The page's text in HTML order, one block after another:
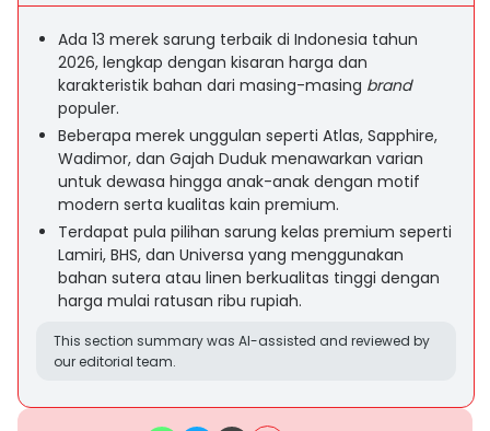
Ada 13 merek sarung terbaik di Indonesia tahun
2026, lengkap dengan kisaran harga dan
karakteristik bahan dari masing-masing brand
populer.
Beberapa merek unggulan seperti Atlas, Sapphire,
Wadimor, dan Gajah Duduk menawarkan varian
untuk dewasa hingga anak-anak dengan motif
modern serta kualitas kain premium.
Terdapat pula pilihan sarung kelas premium seperti
Lamiri, BHS, dan Universa yang menggunakan
bahan sutera atau linen berkualitas tinggi dengan
harga mulai ratusan ribu rupiah.
This section summary was AI-assisted and reviewed by
our editorial team.